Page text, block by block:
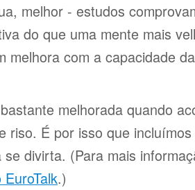
melhor - estudos
do que uma mente mais
melhora com a capacidade
melhorada quando
riso. É por isso que
se divirta. (Para mais
.)